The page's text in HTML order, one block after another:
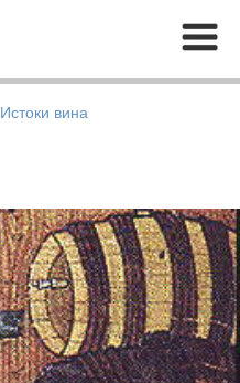
Меню
Истоки вина